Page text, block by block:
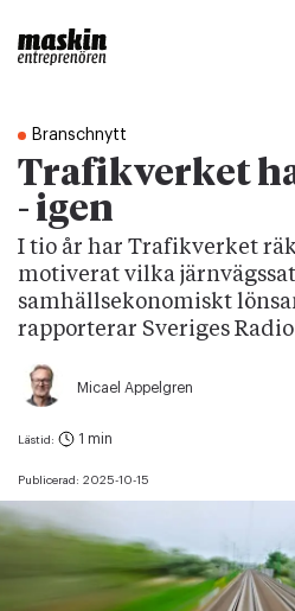
Branschnytt
Trafikverket
- igen
I tio år har Trafikverket
motiverat vilka
samhällsekonomiskt
rapporterar Sveriges Radio
Micael Appelgren
Publicerad: 2025-10-15
Lästid: 1 min